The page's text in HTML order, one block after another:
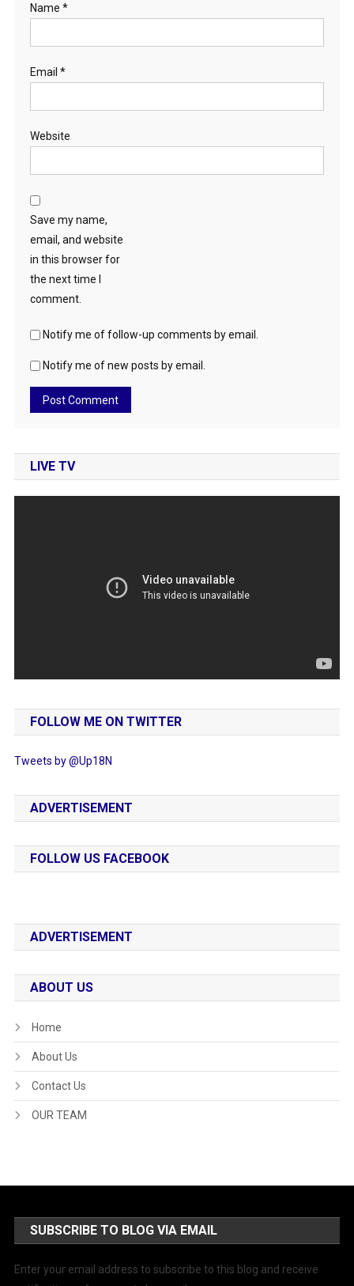
Name *
Email *
Website
Save my name,
email, and website
in this browser for
the next time I
comment.
Notify me of follow-up comments by email.
Notify me of new posts by email.
LIVE TV
FOLLOW ME ON TWITTER
Tweets by @Up18N
ADVERTISEMENT
FOLLOW US FACEBOOK
ADVERTISEMENT
ABOUT US
Home
About Us
Contact Us
OUR TEAM
SUBSCRIBE TO BLOG VIA EMAIL
Enter your email address to subscribe to this blog and receive